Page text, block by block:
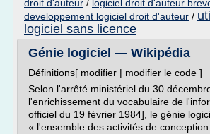
droit d'auteur / logiciel droit d'auteur
developpement logiciel droit d'auteur /
logiciel sans licence
Génie logiciel — Wikipédia
Définitions[ modifier | modifier le code ]
Selon l'arrêté ministériel du 30
l'enrichissement du vocabulaire de
officiel du 19 février 1984], le génie
« l'ensemble des activités de